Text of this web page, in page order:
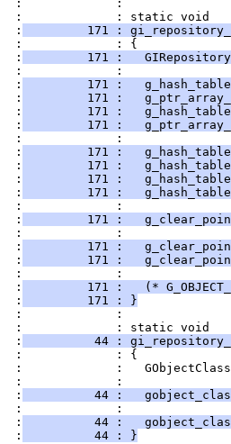
:             :
:             : static void
:
171 :
:             : {
:
171 :
:             :
:
171 :
:
171 :
:
171 :
:
171 :
:             :
:
171 :
:
171 :
:
171 :
:
171 :
:             :
:
171 :
:             :
:
171 :
:
171 :
:             :
:
171 :   (*
:
         171 : }
:             :
:             : static void
:
44 :
:             : {
:             :
:             :
:
44 :
:             :
:
44 :
:
          44 : }